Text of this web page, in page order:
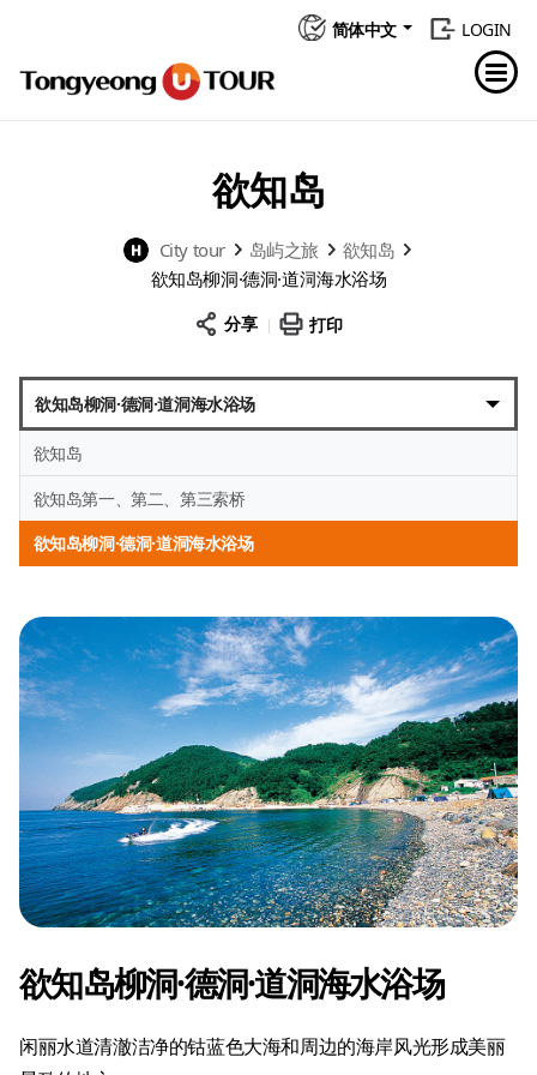
简体中文 LOGIN
欲知岛
City tour 岛屿之旅
欲知岛
欲知岛柳洞·德洞·道洞海水浴场
分享 打印
欲知岛柳洞·德洞·道洞海水浴场
欲知岛
欲知岛第一、第二、第三索桥
欲知岛柳洞·德洞·道洞海水浴场
欲知岛柳洞·德洞·道洞海水浴场
闲丽水道清澈洁净的钴蓝色大海和周边的海岸风光形成美丽